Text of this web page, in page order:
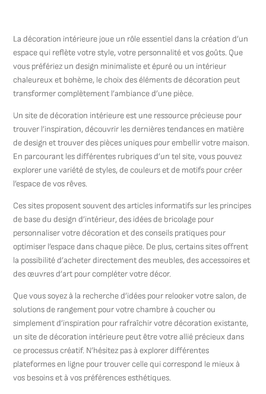
La décoration intérieure joue un rôle essentiel dans la création d’un
espace qui reflète votre style, votre personnalité et vos goûts. Que
vous préfériez un design minimaliste et épuré ou un intérieur
chaleureux et bohème, le choix des éléments de décoration peut
transformer complètement l’ambiance d’une pièce.
Un site de décoration intérieure est une ressource précieuse pour
trouver l’inspiration, découvrir les dernières tendances en matière
de design et trouver des pièces uniques pour embellir votre maison.
En parcourant les différentes rubriques d’un tel site, vous pouvez
explorer une variété de styles, de couleurs et de motifs pour créer
l’espace de vos rêves.
Ces sites proposent souvent des articles informatifs sur les principes
de base du design d’intérieur, des idées de bricolage pour
personnaliser votre décoration et des conseils pratiques pour
optimiser l’espace dans chaque pièce. De plus, certains sites offrent
la possibilité d’acheter directement des meubles, des accessoires et
des œuvres d’art pour compléter votre décor.
Que vous soyez à la recherche d’idées pour relooker votre salon, de
solutions de rangement pour votre chambre à coucher ou
simplement d’inspiration pour rafraîchir votre décoration existante,
un site de décoration intérieure peut être votre allié précieux dans
ce processus créatif. N’hésitez pas à explorer différentes
plateformes en ligne pour trouver celle qui correspond le mieux à
vos besoins et à vos préférences esthétiques.